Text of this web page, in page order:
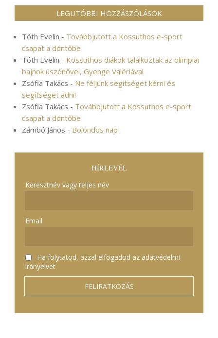
LEGUTÓBBI HOZZÁSZÓLÁSOK
Tóth Evelin - Továbbjutott a Kossuthos e-sport
csapat a döntőbe
Tóth Evelin - Kossuthos diákok találkoztak az olimpiai
bajnok úszónővel, Gyenge Valériával
Zsófia Takács - Ne féljünk segítséget kérni és
segítséget adni!
Zsófia Takács - Továbbjutott a Kossuthos e-sport
csapat a döntőbe
Zámbó János - Bolondos nap
HÍRLEVÉL
Keresztnév vagy teljes név
Email
Ha folytatod, azzal elfogadod az adatvédelmi
irányelvet